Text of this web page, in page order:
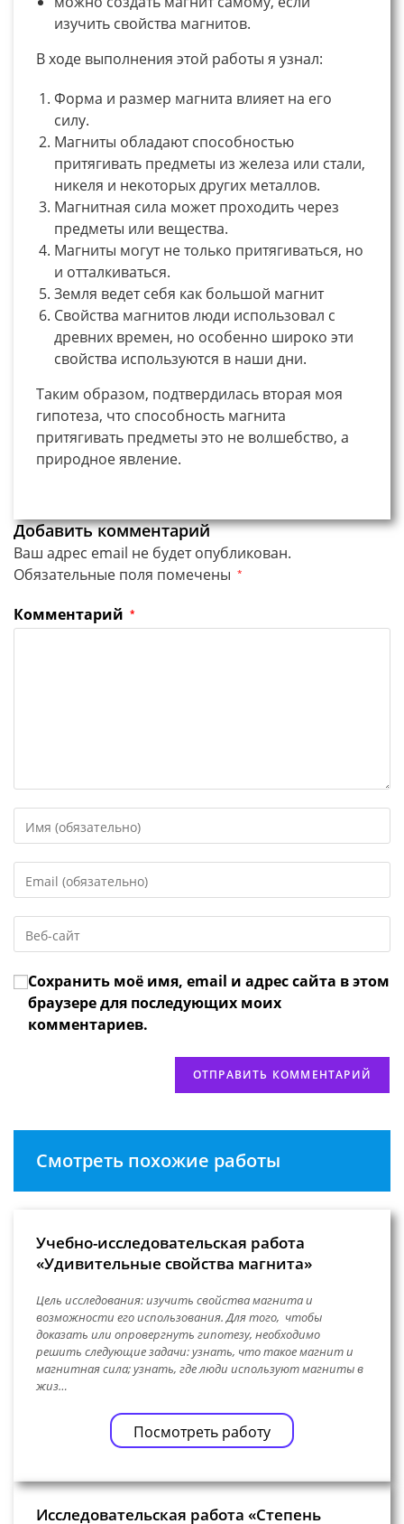
изучить свойства магнитов.
В ходе выполнения этой работы я узнал:
Форма и размер магнита влияет на его
силу.
Магниты обладают способностью
притягивать предметы из железа или стали,
никеля и некоторых других металлов.
Магнитная сила может проходить через
предметы или вещества.
Магниты могут не только притягиваться, но
и отталкиваться.
Земля ведет себя как большой магнит
Свойства магнитов люди использовал с
древних времен, но особенно широко эти
свойства используются в наши дни.
Таким образом, подтвердилась вторая моя
гипотеза, что способность магнита
притягивать предметы это не волшебство, а
природное явление.
Добавить комментарий
Ваш адрес email не будет опубликован.
Обязательные поля помечены *
Комментарий *
свое
или
имя
чтобы
прокомментировать
свой
адрес,
чтобы
URL
веб-
сайта
(необязательно)
Сохранить моё имя, email и адрес сайта в этом
браузере для последующих моих
комментариев.
Смотреть похожие работы
Учебно-исследовательская работа
«Удивительные свойства магнита»
Цель исследования: изучить свойства магнита и
возможности его использования. Для того, чтобы
доказать или опровергнуть гипотезу, необходимо
решить следующие задачи: узнать, что такое магнит и
магнитная сила; узнать, где люди используют магниты в
жиз…
Посмотреть работу
Исследовательская работа «Степень